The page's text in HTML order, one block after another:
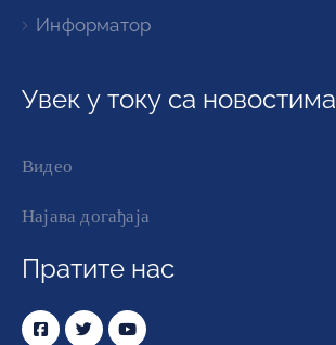
Информатор
Увек у току са новостима
Видео
Најава догађаја
Пратите нас